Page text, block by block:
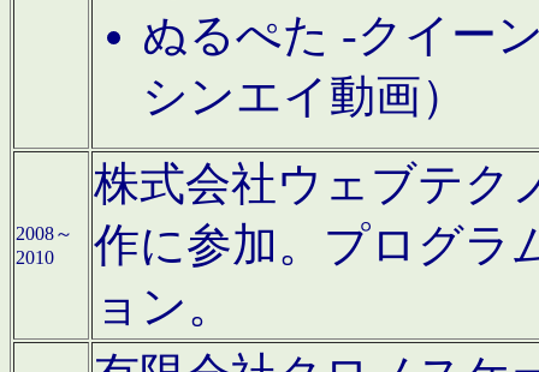
ぬるぺた -クイー
シンエイ動画）
2008～
2010
株式会社ウェブテク
作に参加。プログラ
ョン。